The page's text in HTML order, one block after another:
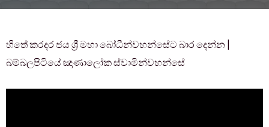
හිතේ කරදර ජය ශ්‍රී මහා බෝධීන්වහන්සේට බාර දෙන්න |
බම්බලපිටියේ ඤාණාලෝක ස්වාමින්වහන්සේ